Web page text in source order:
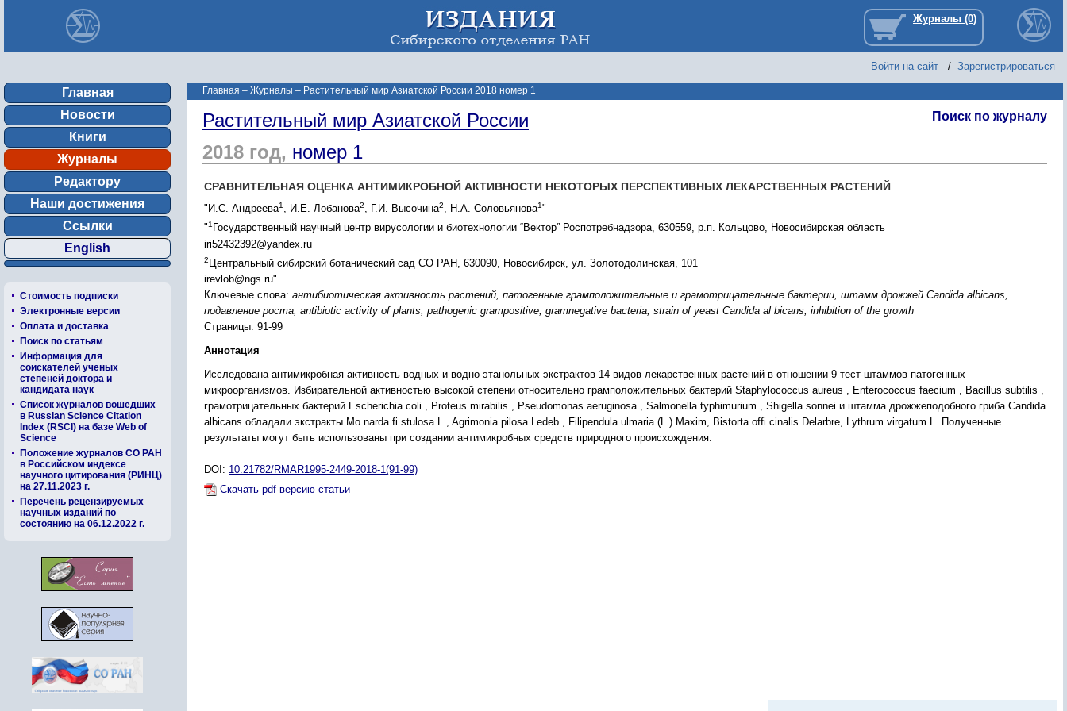
Войти на сайт / Зарегистрироваться
Главная
Новости
Книги
Журналы
Редактору
Наши достижения
Ссылки
English
Стоимость подписки
Электронные версии
Оплата и доставка
Поиск по статьям
Информация для
соискателей ученых
степеней доктора и
кандидата наук
Список журналов вошедших
в Russian Science Citation
Index (RSCI) на базе Web of
Science
Положение журналов СО РАН
в Российском индексе
научного цитирования (РИНЦ)
на 27.11.2023 г.
Перечень рецензируемых
научных изданий по
состоянию на 06.12.2022 г.
Главная – Журналы – Растительный мир Азиатской России 2018 номер 1
Поиск по журналу
Растительный мир Азиатской России
2018 год, номер 1
СРАВНИТЕЛЬНАЯ ОЦЕНКА АНТИМИКРОБНОЙ АКТИВНОСТИ НЕКОТОРЫХ ПЕРСПЕКТИВНЫХ ЛЕКАРСТВЕННЫХ РАСТЕНИЙ
"И.С. Андреева1 , И.Е. Лобанова2, Г.И. Высочина2, Н.А. Соловьянова1"
"1 Государственный научный центр вирусологии и биотехнологии “Вектор” Роспотребнадзора, 630559, р.п. Кольцово, Новосибирская область
iri52432392@yandex.ru
2
Центральный сибирский ботанический сад СО РАН, 630090, Новосибирск, ул. Золотодолинская, 101
irevlob@ngs.ru"
Ключевые слова: антибиотическая активность растений, патогенные грамположительные и грамотрицательные бактерии, штамм дрожжей Candida albicans,
подавление роста, antibiotic activity of plants, pathogenic grampositive, gramnegative bacteria, strain of yeast Candida al bicans, inhibition of the growth
Страницы: 91-99
Аннотация
Исследована антимикробная активность водных и водно-этанольных экстрактов 14 видов лекарственных растений в отношении 9 тест-штаммов патогенных
микроорганизмов. Избирательной активностью высокой степени относительно грамположительных бактерий Staphylococcus aureus , Enterococcus faecium , Bacillus subtilis ,
грамотрицательных бактерий Escherichia coli , Рroteus mirabilis , Pseudomonas aeruginosa , Salmonella typhimurium , Shigella sonnei и штамма дрожжеподобного гриба Candida
albicans обладали экстракты Mo narda fi stulosa L., Agrimonia pilosa Ledeb., Filipendula ulmaria (L.) Maxim, Bistorta offi cinalis Delarbre, Lythrum virgatum L. Полученные
результаты могут быть использованы при создании антимикробных средств природного происхождения.
DOI: 10.21782/RMAR1995-2449-2018-1(91-99)
Скачать pdf-версию статьи